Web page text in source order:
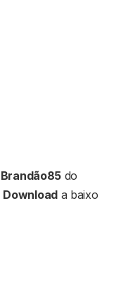
Brandão85do
Downloada baixo